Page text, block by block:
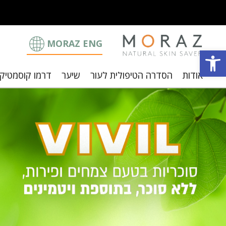
פתח סרגל נגישות
MORAZ ENG
אודות הסדרה הטיפולית לעור שיער דרמו